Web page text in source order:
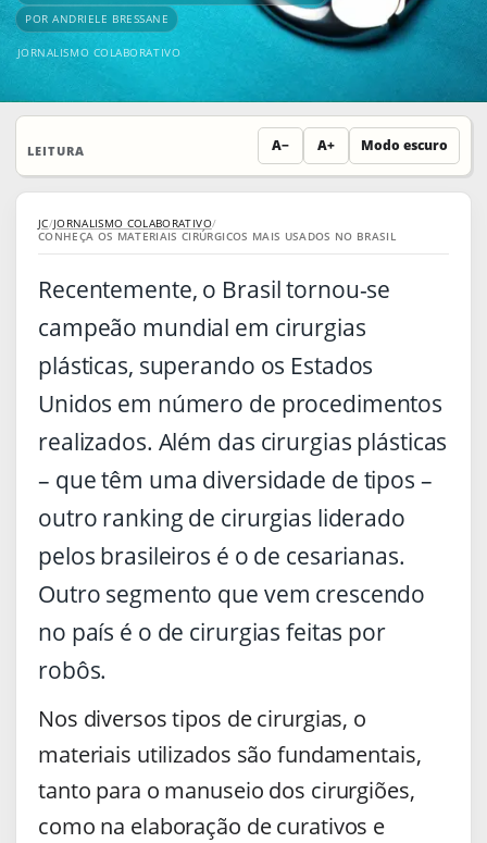
POR ANDRIELE BRESSANE
JORNALISMO COLABORATIVO
LEITURA A− A+ Modo escuro
JC/JORNALISMO COLABORATIVO/
CONHEÇA OS MATERIAIS CIRÚRGICOS MAIS USADOS NO BRASIL
Recentemente, o Brasil tornou-se
campeão mundial em cirurgias
plásticas, superando os Estados
Unidos em número de procedimentos
realizados. Além das cirurgias plásticas
– que têm uma diversidade de tipos –
outro ranking de cirurgias liderado
pelos brasileiros é o de cesarianas.
Outro segmento que vem crescendo
no país é o de cirurgias feitas por
robôs.
Nos diversos tipos de cirurgias, o
materiais utilizados são fundamentais,
tanto para o manuseio dos cirurgiões,
como na elaboração de curativos e